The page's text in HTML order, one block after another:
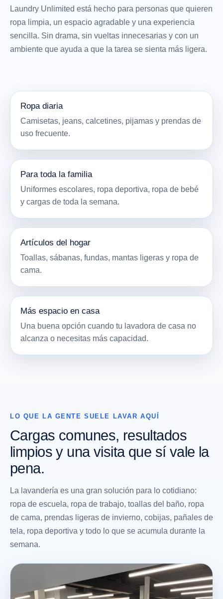
Laundry Unlimited está hecho para personas que quieren
ropa limpia, un espacio agradable y una experiencia
sencilla. Sin drama, sin vueltas innecesarias y con un
ambiente que ayuda a que la tarea se sienta más ligera.
Ropa diaria
Camisetas, jeans, calcetines, pijamas y prendas de
uso frecuente.
Para toda la familia
Uniformes escolares, ropa deportiva, ropa de bebé
y cargas de toda la semana.
Artículos del hogar
Toallas, sábanas, fundas, mantas ligeras y ropa de
cama.
Más espacio en casa
Una buena opción cuando tu lavadora de casa no
alcanza o necesitas más capacidad.
LO QUE LA GENTE SUELE LAVAR AQUÍ
Cargas comunes, resultados
limpios y una visita que sí vale la
pena.
La lavandería es una gran solución para lo cotidiano:
ropa de escuela, ropa de trabajo, toallas del baño, ropa
de cama, prendas ligeras de invierno, cobijas, pañales de
tela, ropa deportiva y todo lo que se acumula durante la
semana.